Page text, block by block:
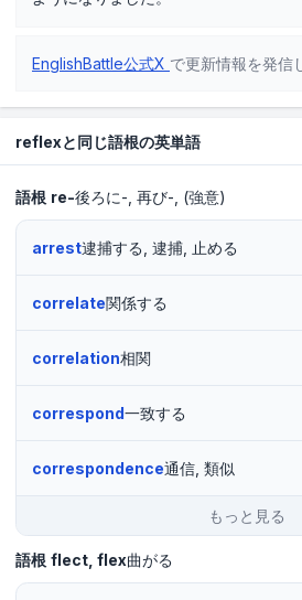
EnglishBattle公式X で更新情報を発信
reflexと同じ語根の英単語
語根 re-後ろに- 再び- (強意)
arrest逮捕する, 逮捕, 止める
correlate関係する
correlation相関
correspond一致する
correspondence通信, 類似
もっと見る
語根 flect flex曲がる